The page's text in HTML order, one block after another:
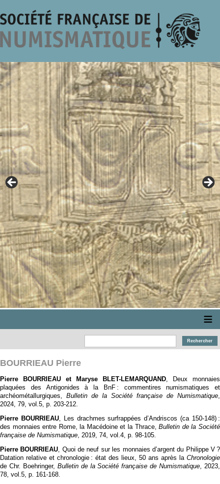
≡
BOURRIEAU Pierre
Pierre BOURRIEAU et Maryse BLET-LEMARQUAND , Deux monnaies
plaquées des Antigonides à la BnF : commentires numismatiques et
archéométallurgiques, Bulletin de la Société française de Numismatique
2024, 79, vol.5, p. 203‑212.
Pierre BOURRIEAU, Les drachmes surfrappées d’Andriscos (ca 150-148) :
des monnaies entre Rome, la Macédoine et la Thrace,Bulletin de la Société
française de Numismatique , 2019, 74, vol.4, p. 98‑105.
Pierre BOURRIEAU , Quoi de neuf sur les monnaies d’argent du Philippe V ?
Datation relative et chronologie : état des lieux, 50 ans après la Chronologie
de Chr. Boehringer, Bulletin de la Société française de Numismatique , 2023,
78, vol.5, p. 161‑168.